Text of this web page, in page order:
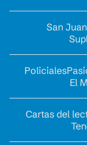
San Juan
Policiales
El
Cartas del